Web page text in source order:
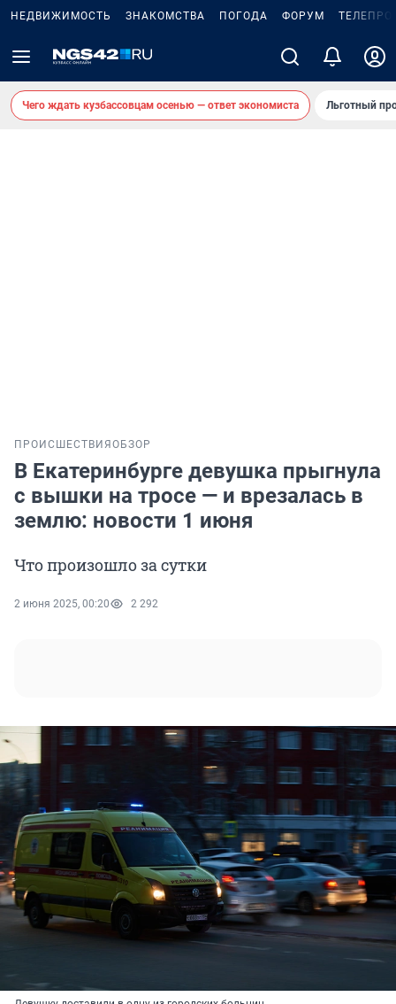
НЕДВИЖИМОСТЬ ЗНАКОМСТВА ПОГОДА ФОРУМ
Чего ждать кузбассовцам осенью — ответ экономиста Льготный
ПРОИСШЕСТВИЯ ОБЗОР
В Екатеринбурге девушка прыгнула
с вышки на тросе — и врезалась в
землю: новости 1 июня
Что произошло за сутки
2 июня 2025, 00:20 2 292